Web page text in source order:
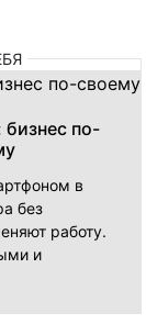
по-
в
без
работу.
и